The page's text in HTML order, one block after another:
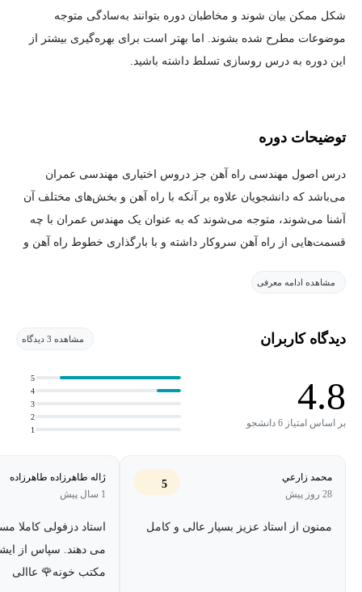
شکل ممکن بیان شوند و مخاطبان دوره بتوانند به‌سادگی متوجه
موضوعات مطرح شده بشوند. اما بهتر است برای بهره‌گیری بیشتر از
این دوره به درس روسازی تسلط داشته باشید.
توضیحات دوره
درس اصول مهندسی راه آهن جز دروس اختیاری مهندسی عمران
می‌باشد که دانشجویان علاوه بر آنکه با راه‌ آهن و بخش‌های مختلف آن
آشنا می‌شوند، متوجه می‌شوند که به عنوان یک مهندس عمران با چه
قسمت‌هایی از راه آهن سروکار داشته و با بارگذاری خطوط راه آهن و
مشاهده ادامه معرفی
دیدگاه کاربران مشاهده 3 دیدگاه
4.8
بر اساس امتیاز 6 دانشجو
1
2
3
4
5
محمد زارعي
28 روز پیش
5
ممنون از استاد عزیز بسیار عالی و کامل
ژاله طاهرزاده طاهرزاده
1 سال پیش
استاد دزفولی کاملا
می دهند. سپاس از
مکتب خونه🌹 عاالی